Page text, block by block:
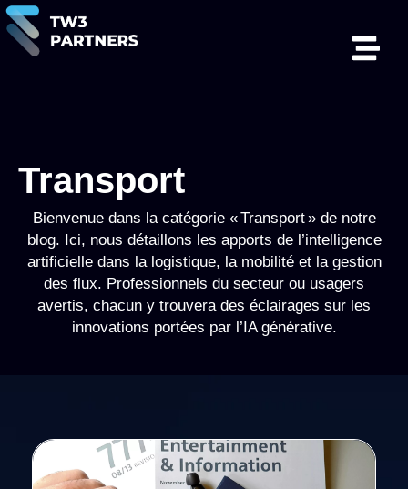
Transport
Bienvenue dans la catégorie « Transport » de notre
blog. Ici, nous détaillons les apports de l’intelligence
artificielle dans la logistique, la mobilité et la gestion
des flux. Professionnels du secteur ou usagers
avertis, chacun y trouvera des éclairages sur les
innovations portées par l’IA générative.